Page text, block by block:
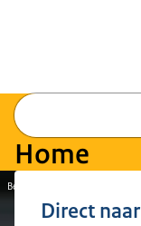
Home
Beeld: SodM
Direct naar